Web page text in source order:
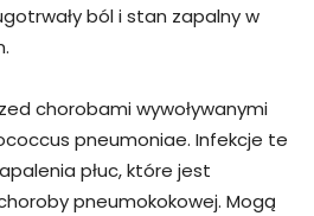
ból i stan zapalny w
chorobami wywoływanymi
pneumoniae. Infekcje te
płuc, które jest
pneumokokowej. Mogą